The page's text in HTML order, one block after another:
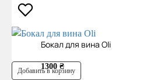
Бокал для вина Oli
1300 ₴
Добавить в корзину